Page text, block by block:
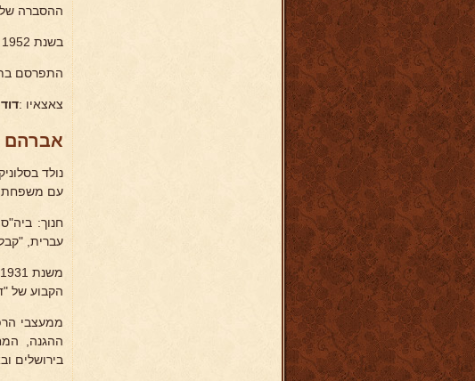
ההסברה
בשנת 1952 פרש מתנועת החרות בעקבות מחלוקת אידיאולוגית עם הצמרת.
התפרסם
צאצאיו :
אברהם
נולד בסלוניקי
עם משפחתו
חנוך:
עברית,
הקבוע של
ממעצבי
ההגנה,
בירושלים